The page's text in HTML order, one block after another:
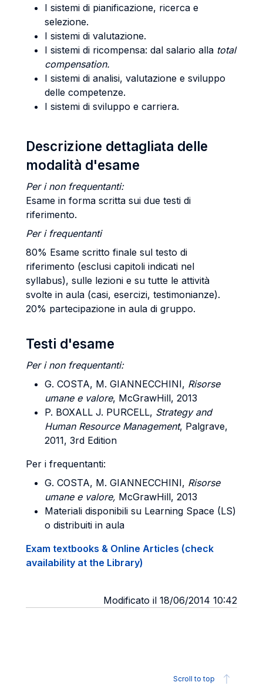
I sistemi di pianificazione, ricerca e
selezione.
I sistemi di valutazione.
I sistemi di ricompensa: dal salario alla total
compensation.
I sistemi di analisi, valutazione e sviluppo
delle competenze.
I sistemi di sviluppo e carriera.
Descrizione dettagliata delle
modalità d'esame
Per i non frequentanti:
Esame in forma scritta sui due testi di
riferimento.
Per i frequentanti
80% Esame scritto finale sul testo di
riferimento (esclusi capitoli indicati nel
syllabus), sulle lezioni e su tutte le attività
svolte in aula (casi, esercizi, testimonianze).
20% partecipazione in aula di gruppo.
Testi d'esame
Per i non frequentanti:
G. COSTA, M. GIANNECCHINI, Risorse
umane e valore, McGrawHill, 2013
P. BOXALL J. PURCELL, Strategy and
Human Resource Management, Palgrave,
2011, 3rd Edition
Per i frequentanti:
G. COSTA, M. GIANNECCHINI, Risorse
umane e valore, McGrawHill, 2013
Materiali disponibili su Learning Space (LS)
o distribuiti in aula
Exam textbooks & Online Articles (check
availability at the Library)
Modificato il 18/06/2014 10:42
Scroll to top